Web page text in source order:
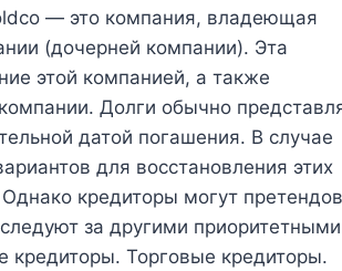
— это компания, владеющая
(дочерней компании). Эта
этой компанией, а также
Долги обычно
датой погашения. В случае
для восстановления этих
кредиторы могут
за другими приоритетными
кредиторы. Торговые кредиторы.